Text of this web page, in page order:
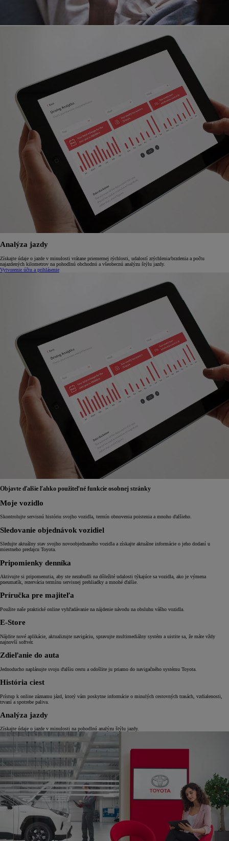
Analýza jazdy
Získajte údaje o jazde v minulosti vrátane priemernej rýchlosti, udalostí zrýchlenia/brzdenia a počtu
najazdených kilometrov na pohodlnú obchodnú a všeobecnú analýzu štýlu jazdy.
Vytvorenie účtu a prihlásenie
Objavte ďalšie ľahko použiteľné funkcie osobnej stránky
Moje vozidlo
Skontrolujte servisnú históriu svojho vozidla, termín obnovenia poistenia a mnoho ďalšieho.
Sledovanie objednávok vozidiel
Sledujte aktuálny stav svojho novoobjednaného vozidla a získajte aktuálne informácie o jeho dodaní u
miestneho predajcu Toyota.
Pripomienky denníka
Aktivujte si pripomenutia, aby ste nezabudli na dôležité udalosti týkajúce sa vozidla, ako je výmena
pneumatík, rezervácia termínu servisnej prehliadky a mnohé ďalšie.
Príručka pre majiteľa
Použite naše praktické online vyhľadávanie na nájdenie návodu na obsluhu vášho vozidla.
E-Store
Nájdite nové aplikácie, aktualizujte navigáciu, spravujte multimediálny systém a uistite sa, že máte vždy
najnovší softvér.
Zdieľanie do auta
Jednoducho naplánujte svoju ďalšiu cestu a odošlite ju priamo do navigačného systému Toyota.
História ciest
Prístup k online záznamu jázd, ktorý vám poskytne informácie o minulých cestovných trasách, vzdialenosti,
trvaní a spotrebe paliva.
Analýza jazdy
Získajte údaje o jazde v minulosti na pohodlnú analýzu štýlu jazdy.